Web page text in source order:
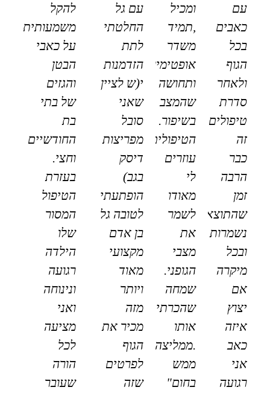
עם
כאבים
בכל
הגוף
ולאחר
סדרת
טיפולים
זה
כבר
הרבה
זמן
שהתוצאות
נשמרות
ובכל
מיקרה
אם
יצוץ
איזה
כאב
אני
רגועה
ומכיל
,תמיד
משדר
אופטימיות
ותחושה
שהמצב
בשיפור.
הטיפולים
עוזרים
לי
מאודו
לשמר
את
מצבי
הגופני.
שמחה
שהכרתי
אותו
.ממליצה
ממש
בחום"
עם גל
החלטתי
לתת
הזדמנות
י(ש לציין
שאני
סובל
מפריצות
דיסק
בגב)
הופתעתי
לטובה גל
בן אדם
מקצועי
מאוד
ויותר
מזה
מכיר את
הגוף
לפרטים
שזה
להקל
משמעותית
על כאבי
הבטן
והגזים
של בתי
בת
החודשיים
וחצי.
בעזרת
הטיפול
המסור
שלו
הילדה
רגועה
ונינוחה
ואני
מציעה
לכל
הורה
שעובר